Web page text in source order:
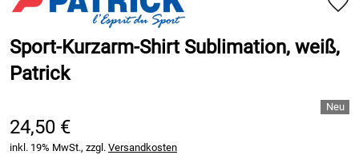
Sport-Kurzarm-Shirt Sublimation, weiß,
Patrick
24,50 €
inkl. 19% MwSt., zzgl. Versandkosten